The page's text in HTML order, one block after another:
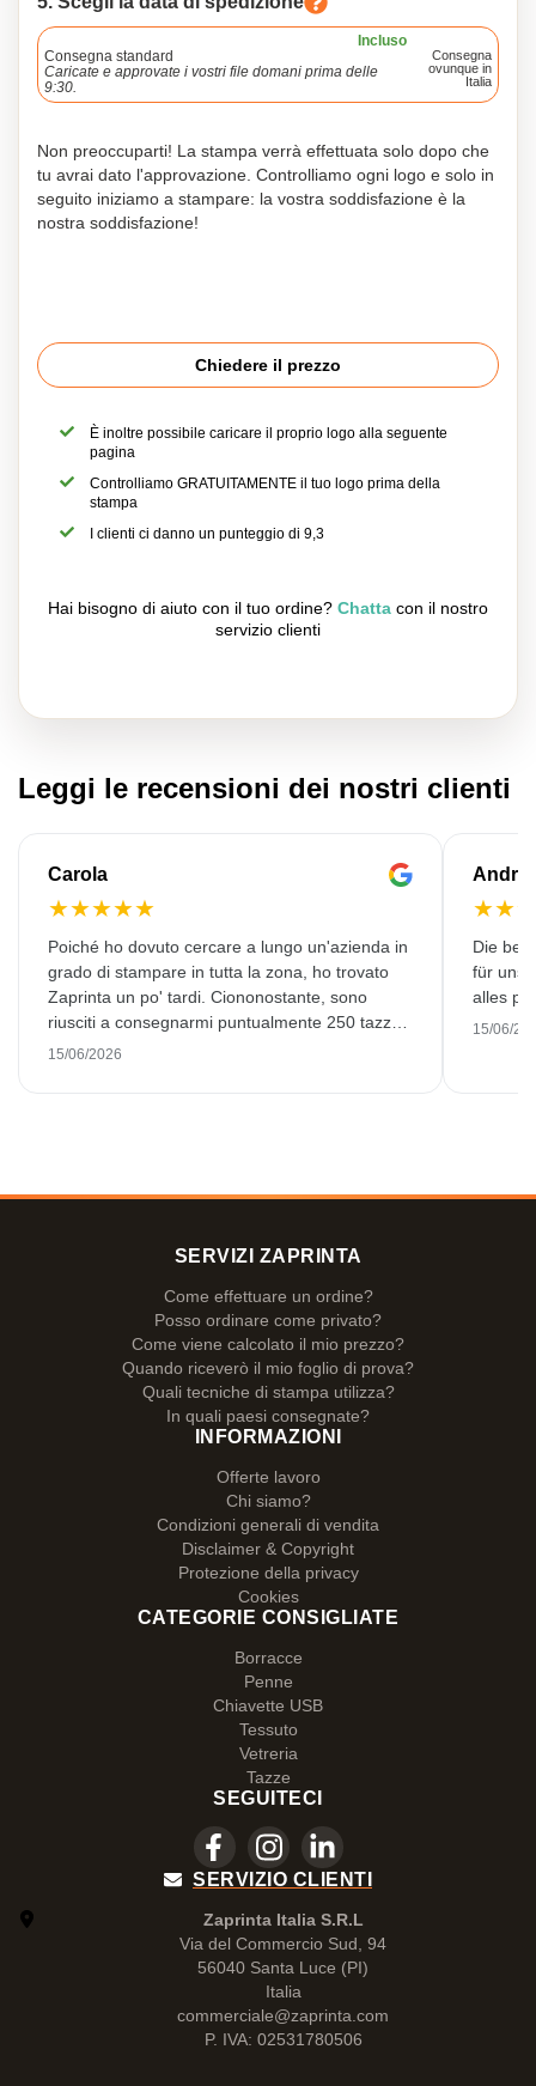
Incluso
Consegna standard
Caricate e approvate i vostri file domani prima delle
9:30.
Consegna
ovunque in
Italia
Non preoccuparti! La stampa verrà effettuata solo dopo che
tu avrai dato l'approvazione. Controlliamo ogni logo e solo in
seguito iniziamo a stampare: la vostra soddisfazione è la
nostra soddisfazione!
Chiedere il prezzo
È inoltre possibile caricare il proprio logo alla seguente
pagina
Controlliamo GRATUITAMENTE il tuo logo prima della
stampa
I clienti ci danno un punteggio di 9,3
Hai bisogno di aiuto con il tuo ordine? Chatta con il nostro
servizio clienti
Leggi le recensioni dei nostri clienti
Carola
★★★★★
Poiché ho dovuto cercare a lungo un'azienda in
grado di stampare in tutta la zona, ho trovato
Zaprinta un po' tardi. Ciononostante, sono
riusciti a consegnarmi puntualmente 250 tazze
smaltate splendidamente stampate. Sono molto
15/06/2026
★★
Die
für
alles
15/06/
SERVIZI ZAPRINTA
Come effettuare un ordine?
Posso ordinare come privato?
Come viene calcolato il mio prezzo?
Quando riceverò il mio foglio di prova?
Quali tecniche di stampa utilizza?
In quali paesi consegnate?
INFORMAZIONI
Offerte lavoro
Chi siamo?
Condizioni generali di vendita
Disclaimer & Copyright
Protezione della privacy
Cookies
CATEGORIE CONSIGLIATE
Borracce
Penne
Chiavette USB
Tessuto
Vetreria
Tazze
SEGUITECI
SERVIZIO CLIENTI
Zaprinta Italia S.R.L
Via del Commercio Sud, 94
56040 Santa Luce (PI)
Italia
commerciale@zaprinta.com
P. IVA: 02531780506